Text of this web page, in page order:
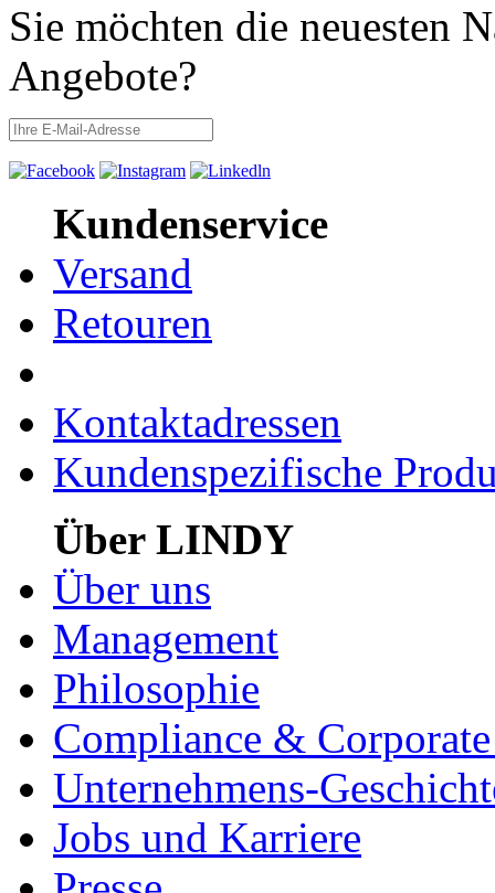
Sie möchten die neuesten
Angebote?
Kundenservice
Versand
Retouren
Kontaktadressen
Kundenspezifische
Über LINDY
Über uns
Management
Philosophie
Compliance &
Unternehmens-
Jobs und Karriere